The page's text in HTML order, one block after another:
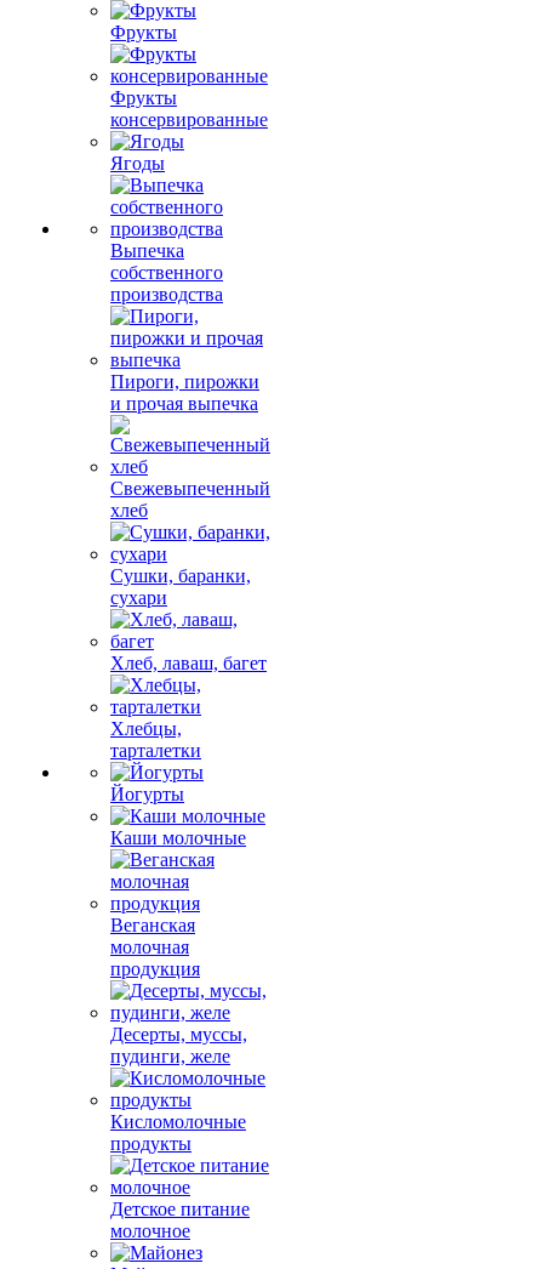
Фрукты
Фрукты
консервированные
Ягоды
Выпечка
собственного
производства
Пироги, пирожки
и прочая выпечка
Свежевыпеченный
хлеб
Сушки, баранки,
сухари
Хлеб, лаваш, багет
Хлебцы,
тарталетки
Йогурты
Каши молочные
Веганская
молочная
продукция
Десерты, муссы,
пудинги, желе
Кисломолочные
продукты
Детское питание
молочное